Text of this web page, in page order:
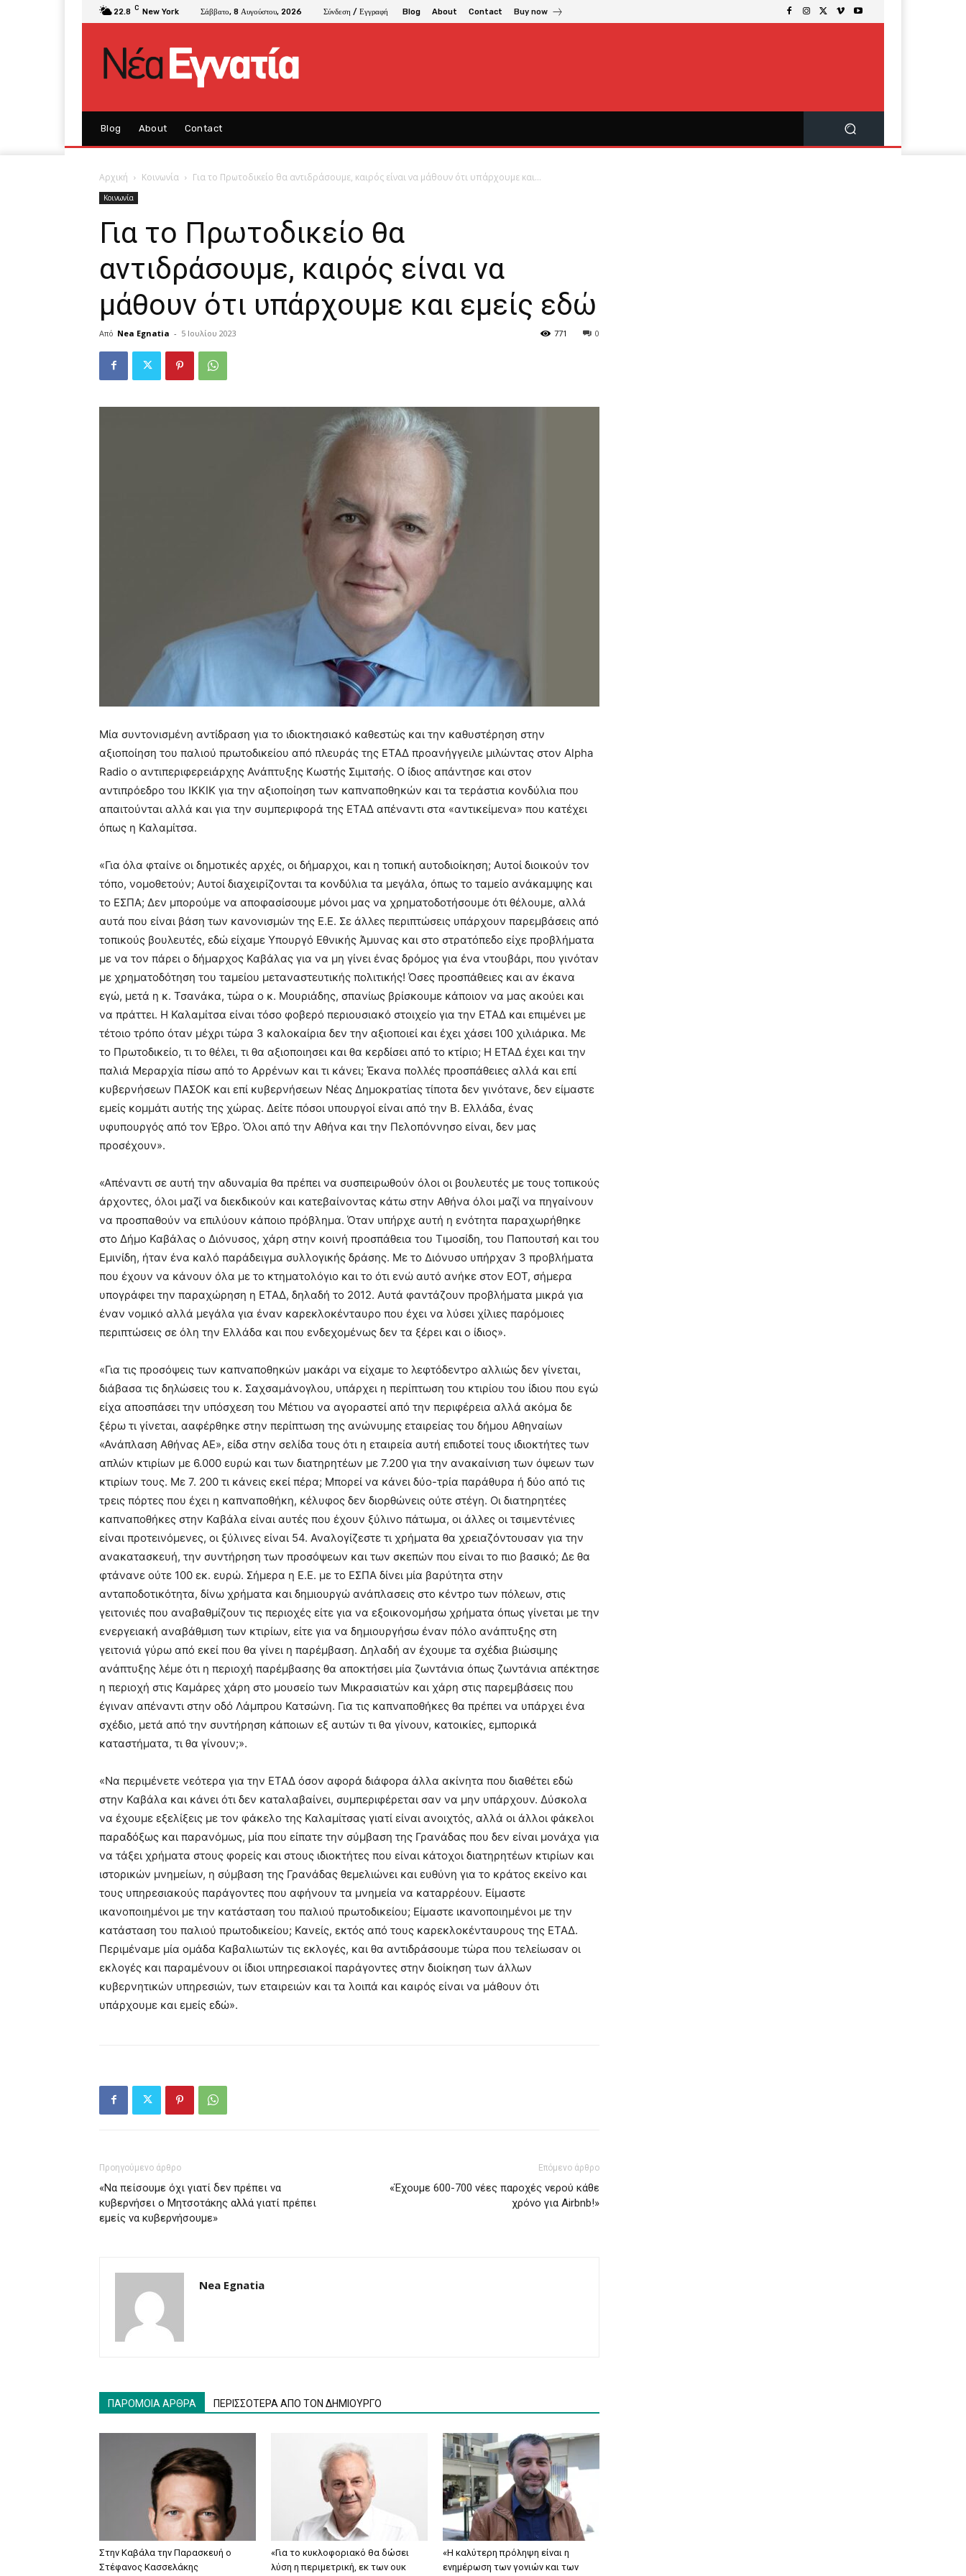
22.8 C New York Σάββατο, 8 Αυγούστου, 2026 Σύνδεση / Εγγραφή Blog About Contact Buy now
Blog About Contact
Αρχική Κοινωνία Για το Πρωτοδικείο θα αντιδράσουμε, καιρός είναι να μάθουν ότι υπάρχουμε και...
Κοινωνία
Για το Πρωτοδικείο θα
αντιδράσουμε, καιρός είναι να
μάθουν ότι υπάρχουμε και εμείς εδώ
Από Nea Egnatia - 5 Ιουλίου 2023 0
771
Μία συντονισμένη αντίδραση για το ιδιοκτησιακό καθεστώς και την καθυστέρηση στην
αξιοποίηση του παλιού πρωτοδικείου από πλευράς της ΕΤΑΔ προανήγγειλε μιλώντας στον Alpha
Radio ο αντιπεριφερειάρχης Ανάπτυξης Κωστής Σιμιτσής. Ο ίδιος απάντησε και στον
αντιπρόεδρο του ΙΚΚΙΚ για την αξιοποίηση των καπναποθηκών και τα τεράστια κονδύλια που
απαιτούνται αλλά και για την συμπεριφορά της ΕΤΑΔ απέναντι στα «αντικείμενα» που κατέχει
όπως η Καλαμίτσα.
«Για όλα φταίνε οι δημοτικές αρχές, οι δήμαρχοι, και η τοπική αυτοδιοίκηση; Αυτοί διοικούν τον
τόπο, νομοθετούν; Αυτοί διαχειρίζονται τα κονδύλια τα μεγάλα, όπως το ταμείο ανάκαμψης και
το ΕΣΠΑ; Δεν μπορούμε να αποφασίσουμε μόνοι μας να χρηματοδοτήσουμε ότι θέλουμε, αλλά
αυτά που είναι βάση των κανονισμών της Ε.Ε. Σε άλλες περιπτώσεις υπάρχουν παρεμβάσεις από
τοπικούς βουλευτές, εδώ είχαμε Υπουργό Εθνικής Άμυνας και στο στρατόπεδο είχε προβλήματα
με να τον πάρει ο δήμαρχος Καβάλας για να μη γίνει ένας δρόμος για ένα ντουβάρι, που γινόταν
με χρηματοδότηση του ταμείου μεταναστευτικής πολιτικής! Όσες προσπάθειες και αν έκανα
εγώ, μετά η κ. Τσανάκα, τώρα ο κ. Μουριάδης, σπανίως βρίσκουμε κάποιον να μας ακούει και
να πράττει. Η Καλαμίτσα είναι τόσο φοβερό περιουσιακό στοιχείο για την ΕΤΑΔ και επιμένει με
τέτοιο τρόπο όταν μέχρι τώρα 3 καλοκαίρια δεν την αξιοποιεί και έχει χάσει 100 χιλιάρικα. Με
το Πρωτοδικείο, τι το θέλει, τι θα αξιοποιησει και θα κερδίσει από το κτίριο; Η ΕΤΑΔ έχει και την
παλιά Μεραρχία πίσω από το Αρρένων και τι κάνει; Έκανα πολλές προσπάθειες αλλά και επί
κυβερνήσεων ΠΑΣΟΚ και επί κυβερνήσεων Νέας Δημοκρατίας τίποτα δεν γινότανε, δεν είμαστε
εμείς κομμάτι αυτής της χώρας. Δείτε πόσοι υπουργοί είναι από την Β. Ελλάδα, ένας
υφυπουργός από τον Έβρο. Όλοι από την Αθήνα και την Πελοπόννησο είναι, δεν μας
προσέχουν».
«Απέναντι σε αυτή την αδυναμία θα πρέπει να συσπειρωθούν όλοι οι βουλευτές με τους τοπικούς
άρχοντες, όλοι μαζί να διεκδικούν και κατεβαίνοντας κάτω στην Αθήνα όλοι μαζί να πηγαίνουν
να προσπαθούν να επιλύουν κάποιο πρόβλημα. Όταν υπήρχε αυτή η ενότητα παραχωρήθηκε
στο Δήμο Καβάλας ο Διόνυσος, χάρη στην κοινή προσπάθεια του Τιμοσίδη, του Παπουτσή και του
Εμινίδη, ήταν ένα καλό παράδειγμα συλλογικής δράσης. Με το Διόνυσο υπήρχαν 3 προβλήματα
που έχουν να κάνουν όλα με το κτηματολόγιο και το ότι ενώ αυτό ανήκε στον ΕΟΤ, σήμερα
υπογράφει την παραχώρηση η ΕΤΑΔ, δηλαδή το 2012. Αυτά φαντάζουν προβλήματα μικρά για
έναν νομικό αλλά μεγάλα για έναν καρεκλοκένταυρο που έχει να λύσει χίλιες παρόμοιες
περιπτώσεις σε όλη την Ελλάδα και που ενδεχομένως δεν τα ξέρει και ο ίδιος».
«Για τις προσόψεις των καπναποθηκών μακάρι να είχαμε το λεφτόδεντρο αλλιώς δεν γίνεται,
διάβασα τις δηλώσεις του κ. Σαχσαμάνογλου, υπάρχει η περίπτωση του κτιρίου του ίδιου που εγώ
είχα αποσπάσει την υπόσχεση του Μέτιου να αγοραστεί από την περιφέρεια αλλά ακόμα δε
ξέρω τι γίνεται, ααφέρθηκε στην περίπτωση της ανώνυμης εταιρείας του δήμου Αθηναίων
«Ανάπλαση Αθήνας ΑΕ», είδα στην σελίδα τους ότι η εταιρεία αυτή επιδοτεί τους ιδιοκτήτες των
απλών κτιρίων με 6.000 ευρώ και των διατηρητέων με 7.200 για την ανακαίνιση των όψεων των
κτιρίων τους. Με 7. 200 τι κάνεις εκεί πέρα; Μπορεί να κάνει δύο-τρία παράθυρα ή δύο από τις
τρεις πόρτες που έχει η καπναποθήκη, κέλυφος δεν διορθώνεις ούτε στέγη. Οι διατηρητέες
καπναποθήκες στην Καβάλα είναι αυτές που έχουν ξύλινο πάτωμα, οι άλλες οι τσιμεντένιες
είναι προτεινόμενες, οι ξύλινες είναι 54. Αναλογίζεστε τι χρήματα θα χρειαζόντουσαν για την
ανακατασκευή, την συντήρηση των προσόψεων και των σκεπών που είναι το πιο βασικό; Δε θα
φτάνανε ούτε 100 εκ. ευρώ. Σήμερα η Ε.Ε. με το ΕΣΠΑ δίνει μία βαρύτητα στην
ανταποδοτικότητα, δίνω χρήματα και δημιουργώ ανάπλασεις στο κέντρο των πόλεων, στις
γειτονιές που αναβαθμίζουν τις περιοχές είτε για να εξοικονομήσω χρήματα όπως γίνεται με την
ενεργειακή αναβάθμιση των κτιρίων, είτε για να δημιουργήσω έναν πόλο ανάπτυξης στη
γειτονιά γύρω από εκεί που θα γίνει η παρέμβαση. Δηλαδή αν έχουμε τα σχέδια βιώσιμης
ανάπτυξης λέμε ότι η περιοχή παρέμβασης θα αποκτήσει μία ζωντάνια όπως ζωντάνια απέκτησε
η περιοχή στις Καμάρες χάρη στο μουσείο των Μικρασιατών και χάρη στις παρεμβάσεις που
έγιναν απέναντι στην οδό Λάμπρου Κατσώνη. Για τις καπναποθήκες θα πρέπει να υπάρχει ένα
σχέδιο, μετά από την συντήρηση κάποιων εξ αυτών τι θα γίνουν, κατοικίες, εμπορικά
καταστήματα, τι θα γίνουν;».
«Να περιμένετε νεότερα για την ΕΤΑΔ όσον αφορά διάφορα άλλα ακίνητα που διαθέτει εδώ
στην Καβάλα και κάνει ότι δεν καταλαβαίνει, συμπεριφέρεται σαν να μην υπάρχουν. Δύσκολα
να έχουμε εξελίξεις με τον φάκελο της Καλαμίτσας γιατί είναι ανοιχτός, αλλά οι άλλοι φάκελοι
παραδόξως και παρανόμως, μία που είπατε την σύμβαση της Γρανάδας που δεν είναι μονάχα για
να τάξει χρήματα στους φορείς και στους ιδιοκτήτες που είναι κάτοχοι διατηρητέων κτιρίων και
ιστορικών μνημείων, η σύμβαση της Γρανάδας θεμελιώνει και ευθύνη για το κράτος εκείνο και
τους υπηρεσιακούς παράγοντες που αφήνουν τα μνημεία να καταρρέουν. Είμαστε
ικανοποιημένοι με την κατάσταση του παλιού πρωτοδικείου; Είμαστε ικανοποιημένοι με την
κατάσταση του παλιού πρωτοδικείου; Κανείς, εκτός από τους καρεκλοκένταυρους της ΕΤΑΔ.
Περιμέναμε μία ομάδα Καβαλιωτών τις εκλογές, και θα αντιδράσουμε τώρα που τελείωσαν οι
εκλογές και παραμένουν οι ίδιοι υπηρεσιακοί παράγοντες στην διοίκηση των άλλων
κυβερνητικών υπηρεσιών, των εταιρειών και τα λοιπά και καιρός είναι να μάθουν ότι
υπάρχουμε και εμείς εδώ».
Προηγούμενο άρθρο
«Να πείσουμε όχι γιατί δεν πρέπει να
κυβερνήσει ο Μητσοτάκης αλλά γιατί πρέπει
εμείς να κυβερνήσουμε»
Επόμενο άρθρο
«Έχουμε 600-700 νέες παροχές νερού κάθε
χρόνο για Airbnb!»
Nea Egnatia
ΠΑΡΟΜΟΙΑ ΑΡΘΡΑ ΠΕΡΙΣΣΟΤΕΡΑ ΑΠΟ ΤΟΝ ΔΗΜΙΟΥΡΓΟ
Στην Καβάλα την Παρασκευή ο
Στέφανος Κασσελάκης
«Για το κυκλοφοριακό θα δώσει
λύση η περιμετρική, εκ των ουκ
«Η καλύτερη πρόληψη είναι η
ενημέρωση των γονιών και των